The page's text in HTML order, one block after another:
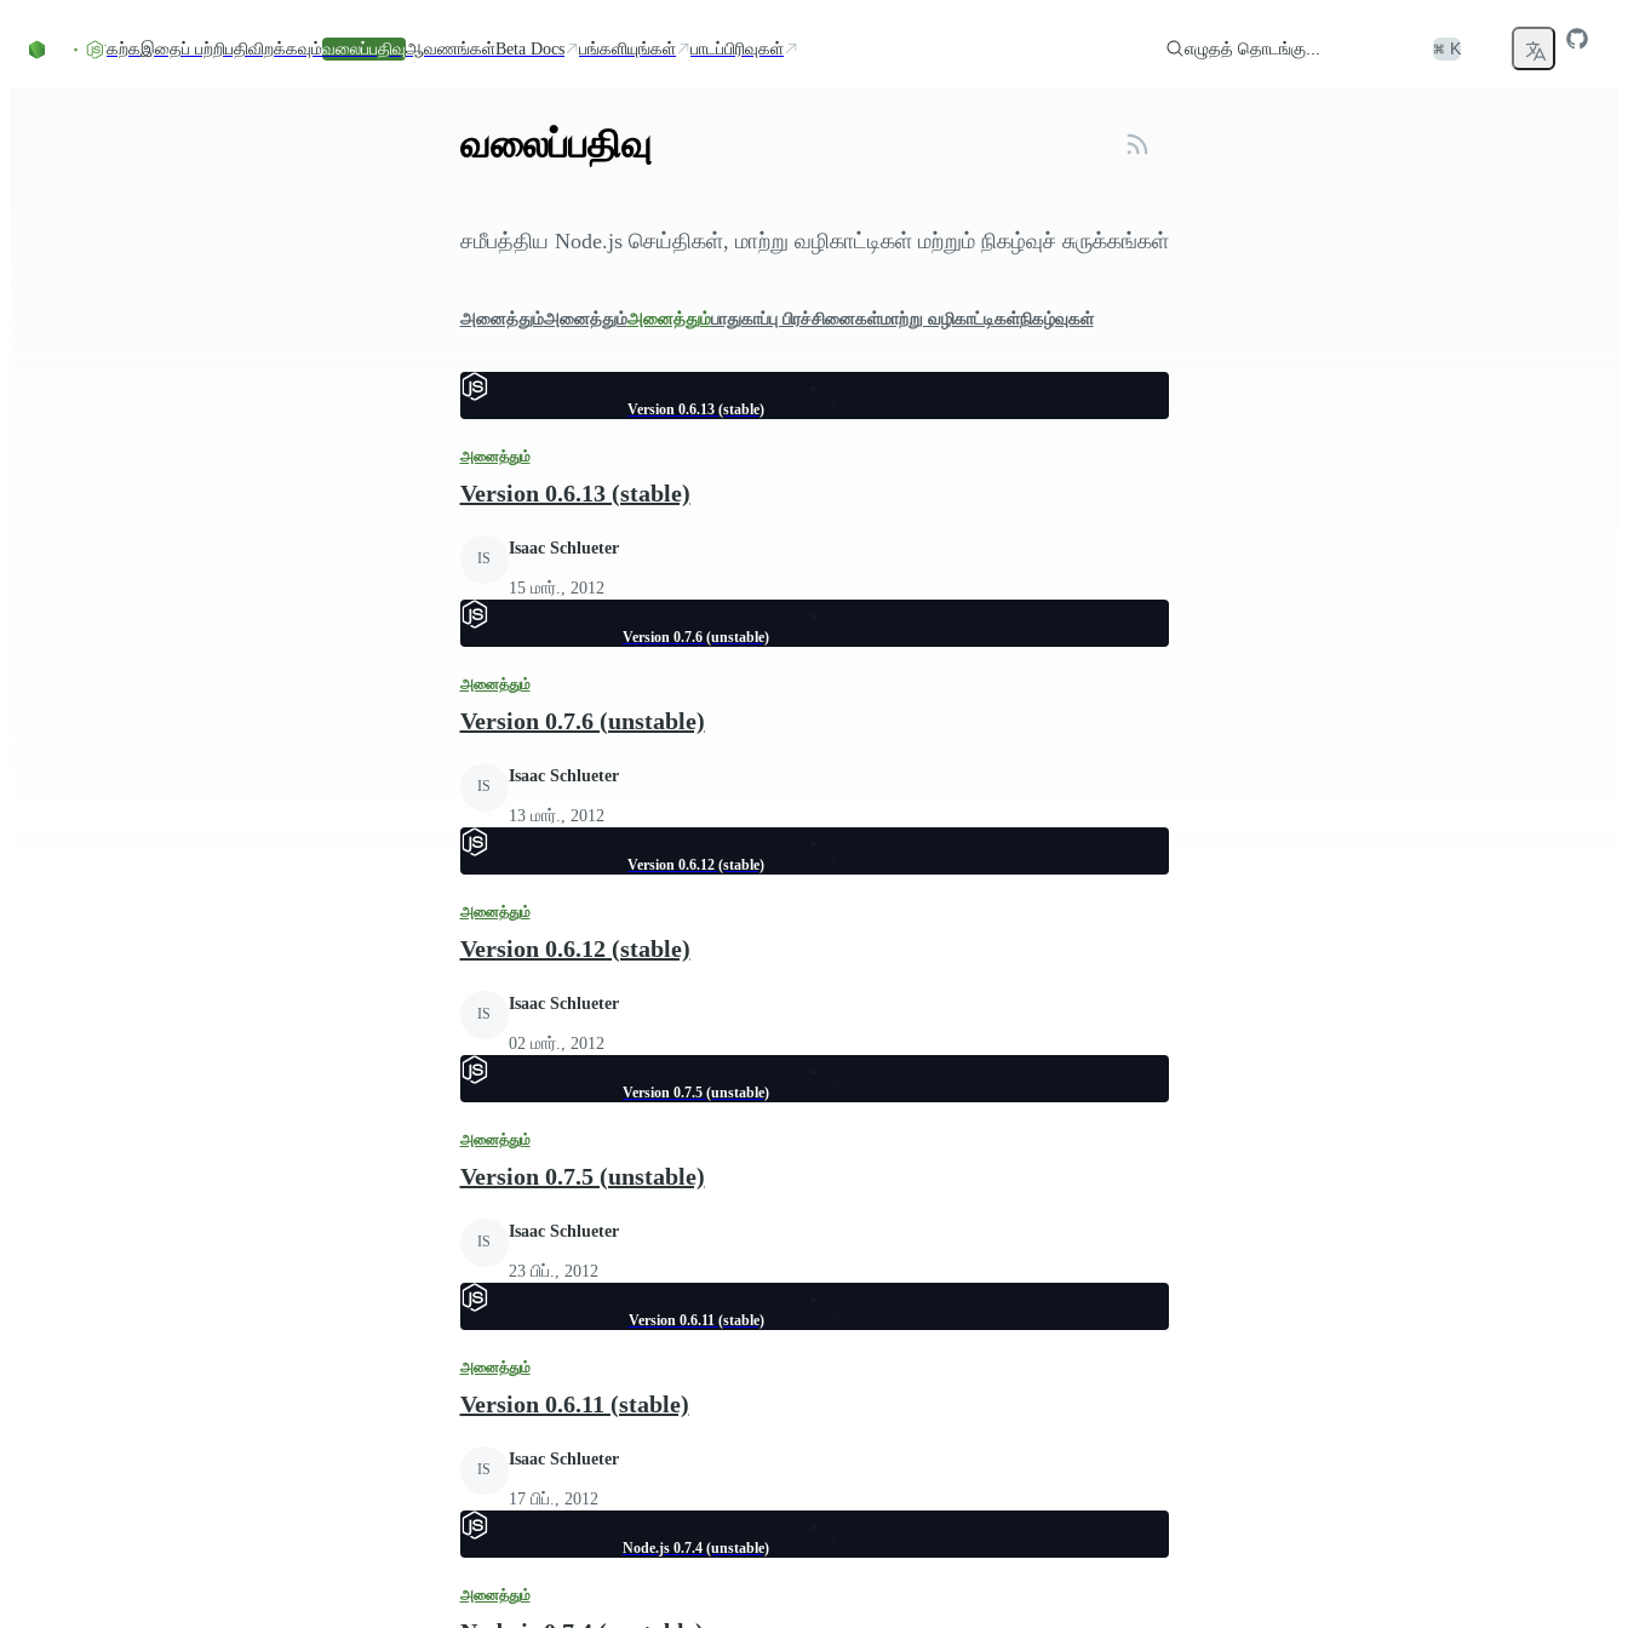
கற்கஇதைப் பற்றிபதிவிறக்கவும்வலைப்பதிவுஆவணங்கள்Beta Docs பங்களியுங்கள் பாடப்பிரிவுகள் எழுதத் தொடங்கு... ⌘ K
வலைப்பதிவு
சமீபத்திய Node.js செய்திகள், மாற்று வழிகாட்டிகள் மற்றும் நிகழ்வுச் சுருக்கங்கள்
அனைத்தும்அனைத்தும்அனைத்தும்பாதுகாப்பு பிரச்சினைகள்மாற்று வழிகாட்டிகள்நிகழ்வுகள்
Version 0.6.13 (stable)
அனைத்தும்
Version 0.6.13 (stable)
IS
Isaac Schlueter
15 மார்., 2012
Version 0.7.6 (unstable)
அனைத்தும்
Version 0.7.6 (unstable)
IS
Isaac Schlueter
13 மார்., 2012
Version 0.6.12 (stable)
அனைத்தும்
Version 0.6.12 (stable)
IS
Isaac Schlueter
02 மார்., 2012
Version 0.7.5 (unstable)
அனைத்தும்
Version 0.7.5 (unstable)
IS
Isaac Schlueter
23 பிப்., 2012
Version 0.6.11 (stable)
அனைத்தும்
Version 0.6.11 (stable)
IS
Isaac Schlueter
17 பிப்., 2012
Node.js 0.7.4 (unstable)
அனைத்தும்